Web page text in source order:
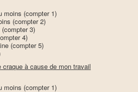
moins (compter 1)
(compter 2)
3)
4)
(compter 5)
à cause de mon travail
moins (compter 1)